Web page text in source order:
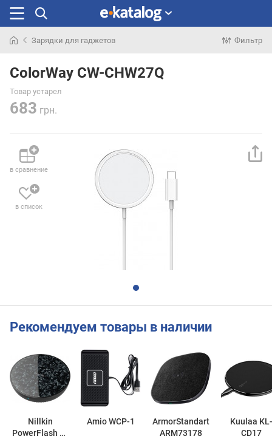
раньше
Зарядки для гаджетов Фильтр
ColorWay CW-CHW27Q
Товар устарел
683 грн.
в сравнение
в список
Рекомендуем товары в наличии
Nillkin
PowerFlash Qi
Amio WCP-1
ArmorStandart
ARM73178
Kuulaa KL-
CD17